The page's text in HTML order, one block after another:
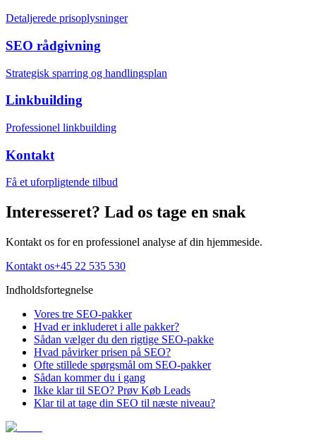
Detaljerede prisoplysninger
SEO rådgivning
Strategisk sparring og handlingsplan
Linkbuilding
Professionel linkbuilding
Kontakt
Få et uforpligtende tilbud
Interesseret? Lad os tage en snak
Kontakt os for en professionel analyse af din hjemmeside.
Kontakt os+45 22 535 530
Indholdsfortegnelse
Vores tre SEO-pakker
Hvad er inkluderet i alle pakker?
Sådan vælger du den rigtige SEO-pakke
Hvad påvirker prisen på SEO?
Ofte stillede spørgsmål om SEO-pakker
Sådan kommer du i gang
Ikke klar til SEO? Prøv Køb Leads
Klar til at tage din SEO til næste niveau?